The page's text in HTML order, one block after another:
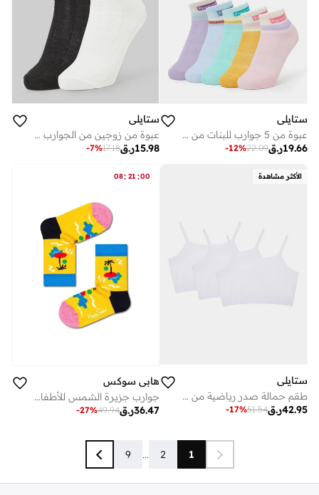
ستايلي
عبوة من 5 جوارب للبنات من مزيج القطن مخططة
ر.ق19.66
22.09
-12%
ستايلي
عبوة من زوجين من الجوارب للبنات بحواف متموجة
ر.ق15.98
17.18
-7%
الأكثر مشاهدة
ستايلي
طقم حمالة صدر رياضية من 3 قطع بأشرطة وخصر مطاطي للفتيات
ر.ق42.95
51.54
-17%
08: 21 :00
هابي سوكس
جوارب جزيرة الشمس للأطفال
ر.ق36.47
49.94
-27%
1
2
...
9